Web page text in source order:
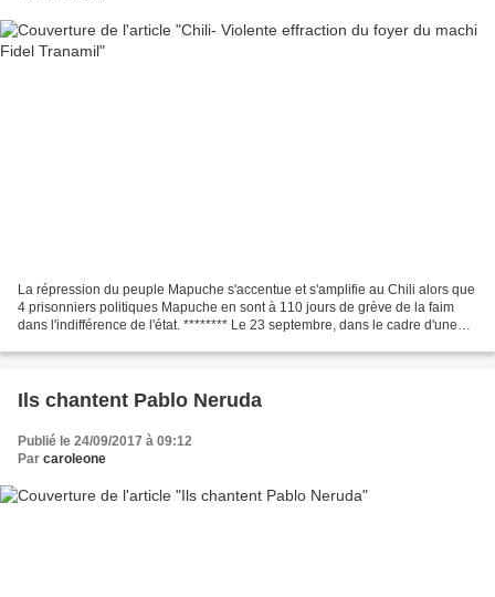
La répression du peuple Mapuche s'accentue et s'amplifie au Chili alors que
4 prisonniers politiques Mapuche en sont à 110 jours de grève de la faim
dans l'indifférence de l'état. ******** Le 23 septembre, dans le cadre d'une
Ils chantent Pablo Neruda
Publié le 24/09/2017 à 09:12
Par caroleone